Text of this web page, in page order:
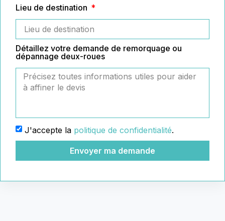
Lieu de destination
Détaillez votre demande de remorquage ou
dépannage deux-roues
J'accepte la politique de confidentialité.
Envoyer ma demande